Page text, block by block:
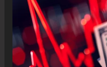
Musk
con